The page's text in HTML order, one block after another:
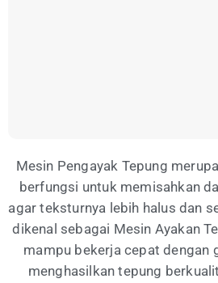
Mesin Pengayak Tepung
berfungsi untuk memisahkan
agar teksturnya lebih halus dan
dikenal sebagai Mesin Ayakan
mampu bekerja cepat dengan
menghasilkan tepung